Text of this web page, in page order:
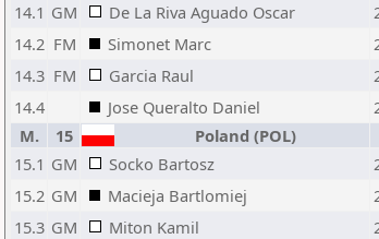
14.1 GM De La Riva Aguado Oscar
14.2 FM Simonet Marc
14.3 FM Garcia Raul
14.4
Jose Queralto Daniel
M.
15 Poland (POL)
15.1 GM Socko Bartosz
15.2 GM Macieja Bartlomiej
15.3 GM Miton Kamil